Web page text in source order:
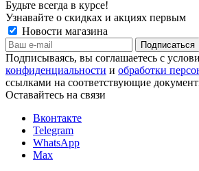
Будьте всегда в курсе!
Узнавайте о скидках и акциях первым
Новости магазина
Подписываясь, вы соглашаетесь с
конфиденциальности и обработки
ссылками на соответствующие
Оставайтесь на связи
Вконтакте
Telegram
WhatsApp
Max